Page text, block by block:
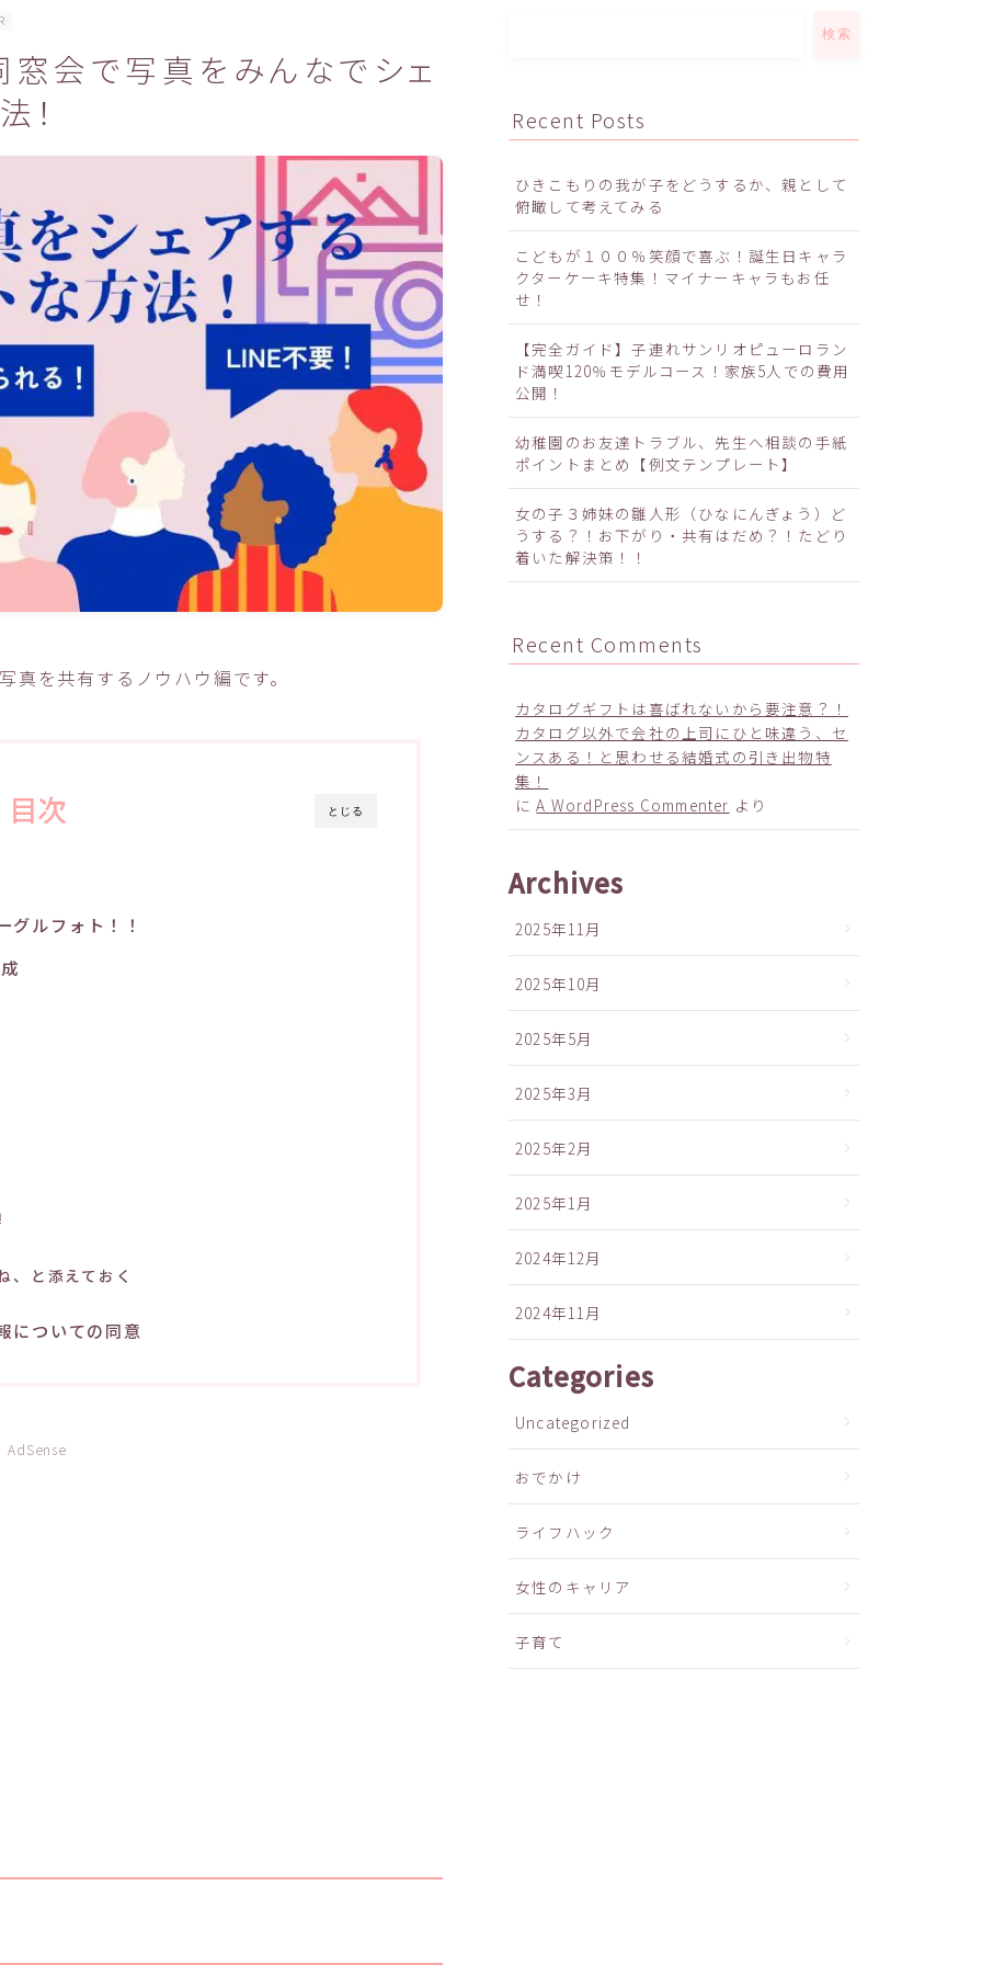
会で写真をみんなでシェ
！
を共有するノウハウ編です。
とじる
目次
ルフォト！！
と添えておく
についての同意
AdSense
検索
Recent Posts
ひきこもりの我が子をどうするか、親として
俯瞰して考えてみる
こどもが１００％笑顔で喜ぶ！誕生日キャラ
クターケーキ特集！マイナーキャラもお任
せ！
【完全ガイド】子連れサンリオピューロラン
ド満喫120％モデルコース！家族5人での費用
公開！
幼稚園のお友達トラブル、先生へ相談の手紙
ポイントまとめ【例文テンプレート】
女の子３姉妹の雛人形（ひなにんぎょう）ど
うする？！お下がり・共有はだめ？！たどり
着いた解決策！！
Recent Comments
カタログギフトは喜ばれないから要注意？！
カタログ以外で会社の上司にひと味違う、セ
ンスある！と思わせる結婚式の引き出物特
集！
にA WordPress Commenter より
Archives
2025年11月
2025年10月
2025年5月
2025年3月
2025年2月
2025年1月
2024年12月
2024年11月
Categories
Uncategorized
おでかけ
ライフハック
女性のキャリア
子育て